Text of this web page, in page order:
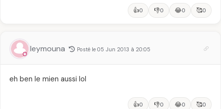
👍0 👎0 😂0 🥰0
leymouna Posté le 05 Jun 2013 à 20:05
eh ben le mien aussi lol
👍0 👎0 😂0 🥰0